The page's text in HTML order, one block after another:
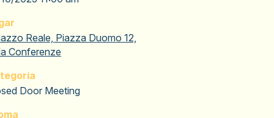
Reale, Piazza Duomo 12,
Conferenze
Door Meeting